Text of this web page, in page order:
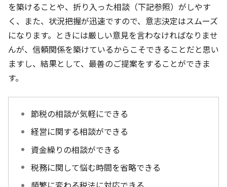
を築けることや、折り入った相談（下記参照）がしやす
く、また、状況把握が迅速ですので、意志決定はスムーズ
になります。ときには厳しい意見を言わなければなりませ
んが、信頼関係を築けているからこそできることだと思い
ますし、結果として、最善のご提案をすることができま
す。
節税の相談が気軽にできる
経営に関する相談ができる
資金繰りの相談ができる
税務に関して悩む時間を省略できる